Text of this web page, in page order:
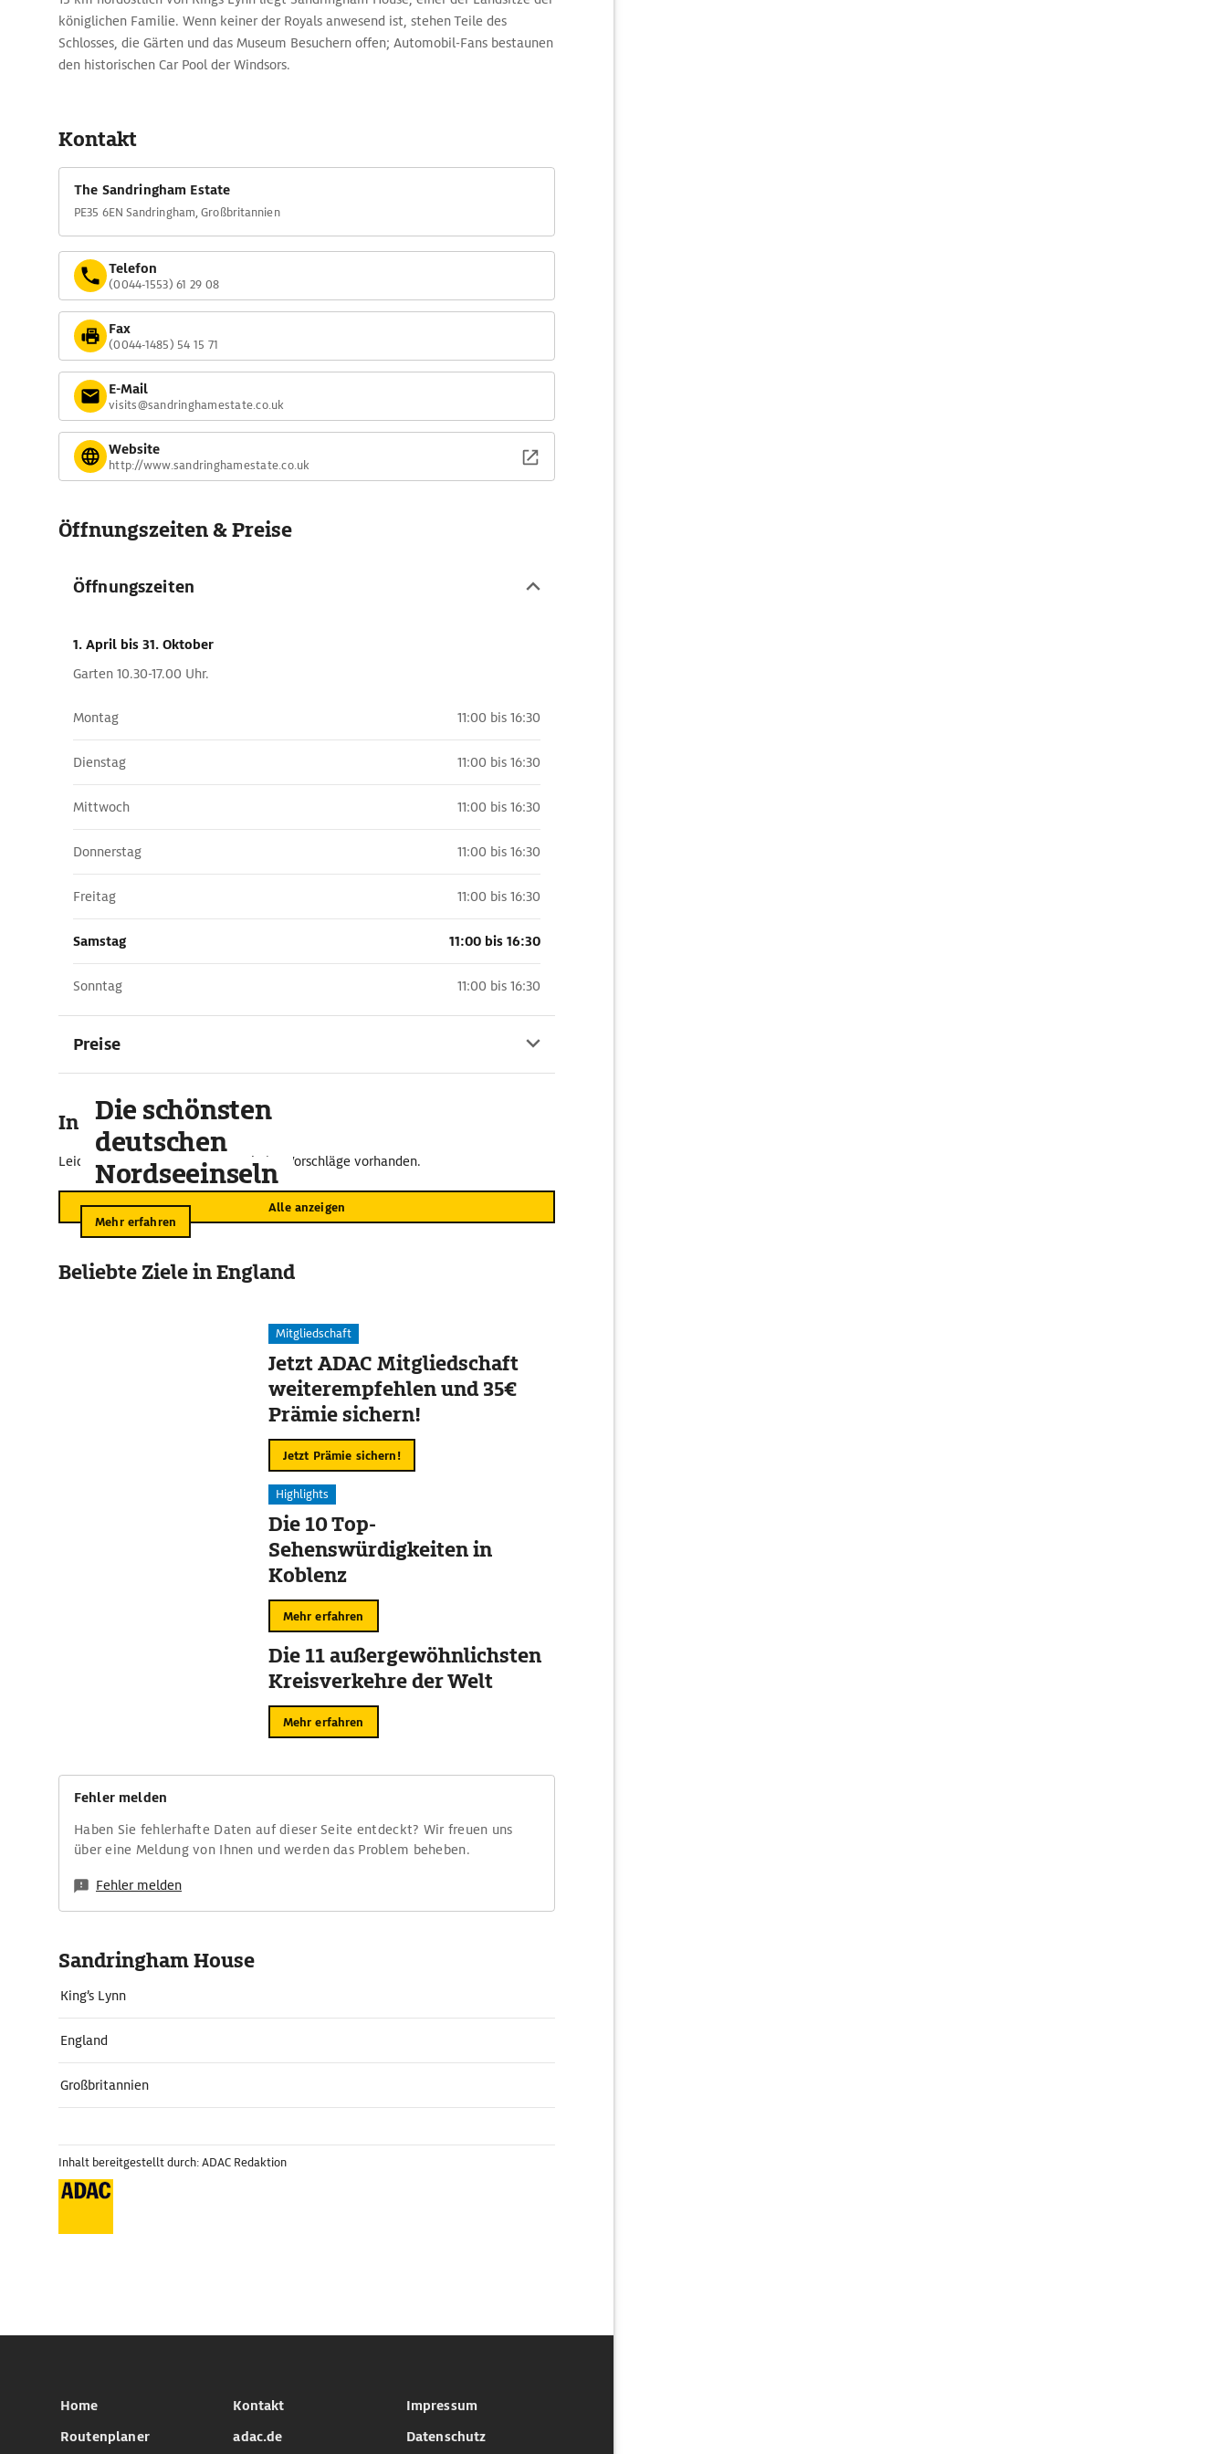
königlichen Familie. Wenn keiner der Royals anwesend ist, stehen Teile des
Schlosses, die Gärten und das Museum Besuchern offen; Automobil-Fans bestaunen
den historischen Car Pool der Windsors.
Kontakt
The Sandringham Estate
PE35 6EN Sandringham, Großbritannien
Telefon
(0044-1553) 61 29 08
Fax
(0044-1485) 54 15 71
E-Mail
visits@sandringhamestate.co.uk
Website
http://www.sandringhamestate.co.uk
Öffnungszeiten & Preise
Öffnungszeiten
1. April bis 31. Oktober
Garten 10.30-17.00 Uhr.
Montag 11:00 bis 16:30
Dienstag 11:00 bis 16:30
Mittwoch 11:00 bis 16:30
Donnerstag 11:00 bis 16:30
Freitag 11:00 bis 16:30
Samstag 11:00 bis 16:30
Sonntag 11:00 bis 16:30
Preise
In der Umgebung
Leider sind im näheren Umkreis keine Vorschläge vorhanden.
Alle anzeigen
Die schönsten
deutschen
Nordseeinseln
Mehr erfahren
Beliebte Ziele in England
Mitgliedschaft
Jetzt ADAC Mitgliedschaft
weiterempfehlen und 35€
Prämie sichern!
Jetzt Prämie sichern!
Highlights
Die 10 Top-
Sehenswürdigkeiten in
Koblenz
Mehr erfahren
Die 11 außergewöhnlichsten
Kreisverkehre der Welt
Mehr erfahren
Fehler melden
Haben Sie fehlerhafte Daten auf dieser Seite entdeckt? Wir freuen uns
über eine Meldung von Ihnen und werden das Problem beheben.
Fehler melden
Sandringham House
King’s Lynn
England
Großbritannien
Inhalt bereitgestellt durch: ADAC Redaktion
Home
Routenplaner
Kontakt
adac.de
Impressum
Datenschutz